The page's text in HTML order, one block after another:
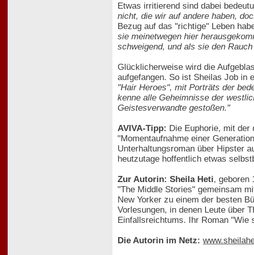
Etwas irritierend sind dabei
nicht, die wir auf andere haben,
Bezug auf das "richtige" Leben
sie meinetwegen hier
schweigend, und als sie den
Glücklicherweise wird die
aufgefangen. So ist Sheilas Job in
"Hair Heroes", mit Porträts der
kenne alle Geheimnisse der
Geistesverwandte gestoßen."
AVIVA-Tipp: Die Euphorie, mit der
"Momentaufnahme einer
Unterhaltungsroman über Hipster
heutzutage hoffentlich etwas
Zur Autorin: Sheila Heti, geboren
"The Middle Stories" gemeinsam
New Yorker zu einem der besten
Vorlesungen, in denen Leute über
Einfallsreichtums. Ihr Roman "Wie
Die Autorin im Netz: